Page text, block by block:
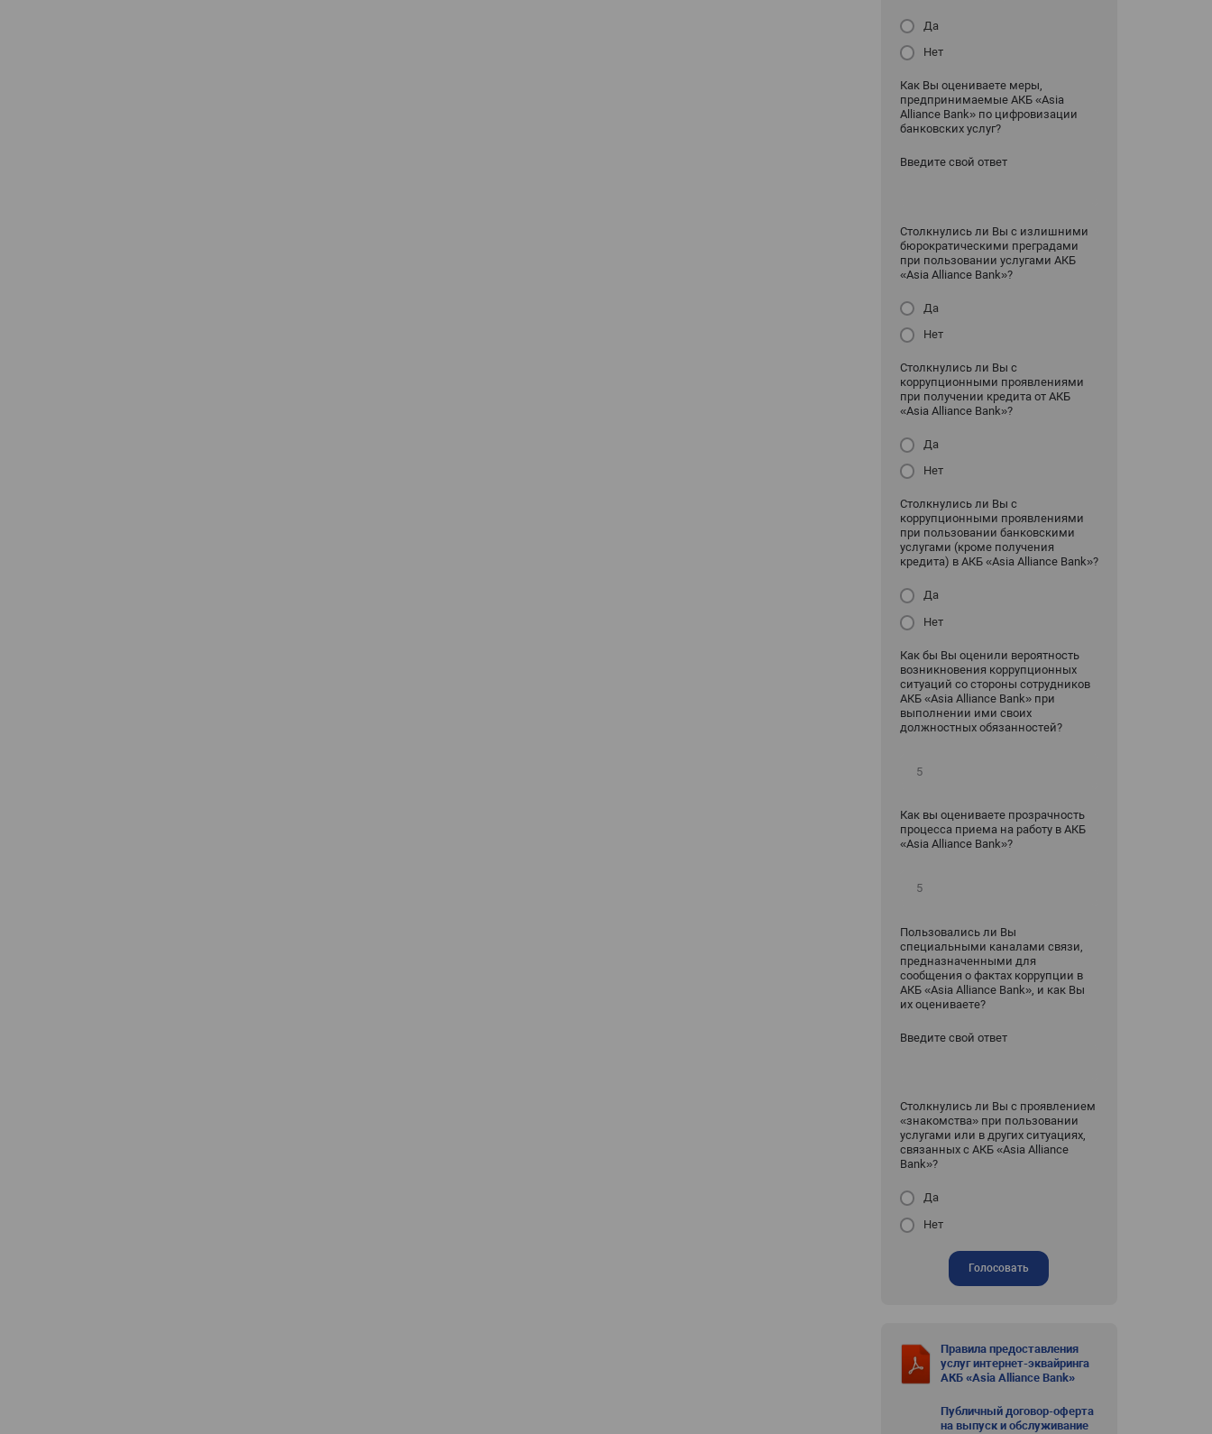
Да
Нет
Как Вы оцениваете меры,
предпринимаемые АКБ «Asia
Alliance Bank» по цифровизации
банковских услуг?
Введите свой ответ
Столкнулись ли Вы с излишними
бюрократическими преградами
при пользовании услугами АКБ
«Asia Alliance Bank»?
Да
Нет
Столкнулись ли Вы с
коррупционными проявлениями
при получении кредита от АКБ
«Asia Alliance Bank»?
Да
Нет
Столкнулись ли Вы с
коррупционными проявлениями
при пользовании банковскими
услугами (кроме получения
кредита) в АКБ «Asia Alliance Bank»?
Да
Нет
Как бы Вы оценили вероятность
возникновения коррупционных
ситуаций со стороны сотрудников
АКБ «Asia Alliance Bank» при
выполнении ими своих
должностных обязанностей?
Как вы оцениваете прозрачность
процесса приема на работу в АКБ
«Asia Alliance Bank»?
Пользовались ли Вы
специальными каналами связи,
предназначенными для
сообщения о фактах коррупции в
АКБ «Asia Alliance Bank», и как Вы
их оцениваете?
Введите свой ответ
Столкнулись ли Вы с проявлением
«знакомства» при пользовании
услугами или в других ситуациях,
связанных с АКБ «Asia Alliance
Bank»?
Да
Нет
Голосовать
Правила предоставления
услуг интернет-эквайринга
АКБ «Asia Alliance Bank»
Публичный договор-оферта
на выпуск и обслуживание